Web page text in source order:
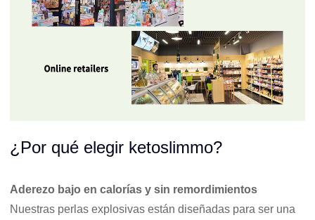
¿Por qué elegir ketoslimmo?
Aderezo bajo en calorías y sin remordimientos
Nuestras perlas explosivas están diseñadas para ser una